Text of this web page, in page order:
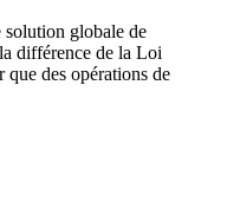
solution globale de
différence de la Loi
des opérations de